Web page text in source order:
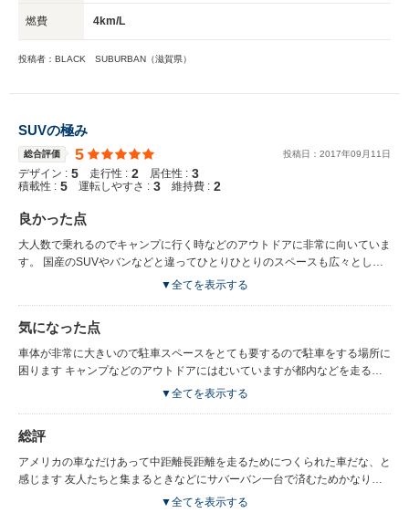
燃費 4km/L
投稿者：BLACK SUBURBAN（滋賀県）
SUVの極み
総合評価 5 投稿日： 2017年09 月 11 日
デザイン : 5 走行性 : 2 居住性 : 3
積載性 : 5 運転しやすさ : 3 維持費 : 2
良かった点
大人数で乗れるのでキャンプに行く時などのアウトドアに非常に向いていま
す。 国産のSUVやバンなどと違ってひとりひとりのスペースも広々として
いるので 長時間後部座席に座っていてもずっとゆったりできるので疲れま
めかよく割り込ませてもらえます。
▼全てを表示する
気になった点
車体が非常に大きいので駐車スペースをとても要するので駐車をする場所に
困ります キャンプなどのアウトドアにはむいていますが都内などを走ると
きは道路がせまいことも多く大変苦労します。 また車体が大きいため燃費
▼全てを表示する
総評
アメリカの車なだけあって中距離長距離を走るためにつくられた車だな、と
感じます 友人たちと集まるときなどにサバーバン一台で済むためかなり便
利です。 よくアウトドアへいく方や大型スーパーなどにいってたくさん買
▼全てを表示する